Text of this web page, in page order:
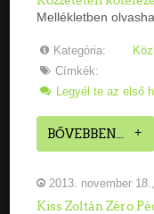
Mellékletben
Kategória:
Címkék:
Legyél te az első
BŐVEBBEN...
2013. november
Kiss Zoltán Zéro